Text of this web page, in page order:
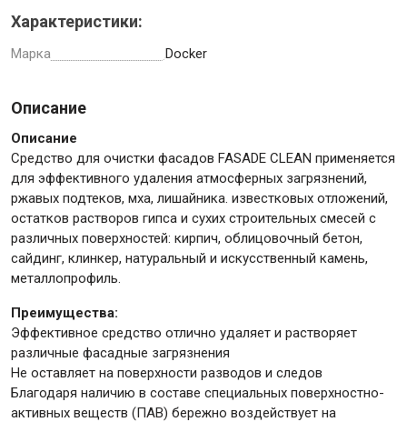
Характеристики:
Марка Docker
Описание
Описание
Средство для очистки фасадов FASADE CLEAN применяется
для эффективного удаления атмосферных загрязнений,
ржавых подтеков, мха, лишайника. известковых отложений,
остатков растворов гипса и сухих строительных смесей с
различных поверхностей: кирпич, облицовочный бетон,
сайдинг, клинкер, натуральный и искусственный камень,
металлопрофиль.
Преимущества:
Эффективное средство отлично удаляет и растворяет
различные фасадные загрязнения
Не оставляет на поверхности разводов и следов
Благодаря наличию в составе специальных поверхностно-
активных веществ (ПАВ) бережно воздействует на
Малярный инструмент
Специализированный инструмент
Инструмент для штукатурно-отделочных работ
Ещё 2
Сантехника
Крепежи
Анкеры
Монтажные ленты